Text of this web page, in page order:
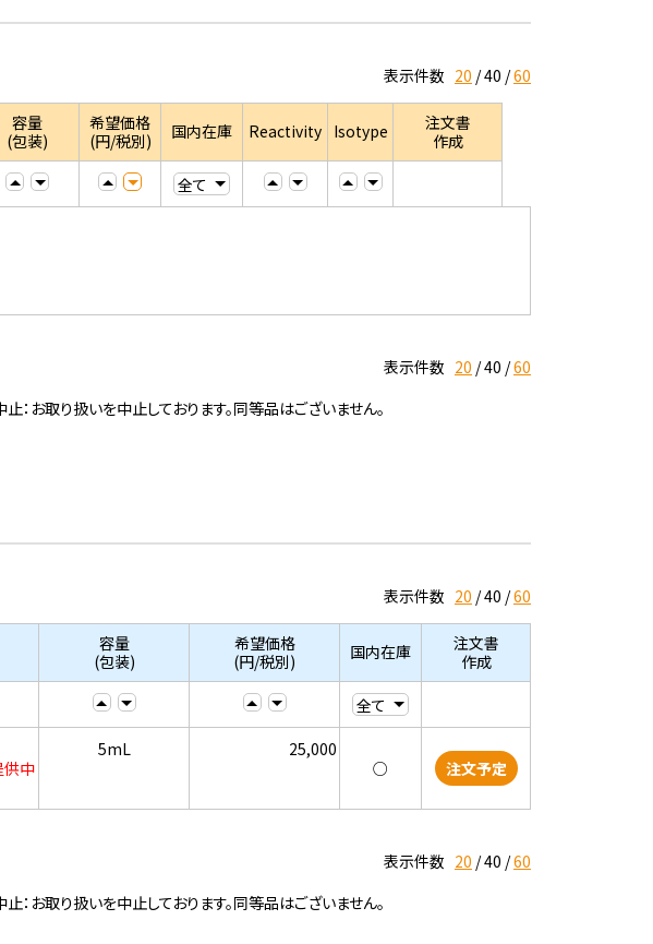
表示件数 20 40 60
容量
(包装)
希望価格
(円/税別)
国内在庫 Reactivity Isotype
注文書
作成
表示件数 20 40 60
取り扱いを中止しております。同等品はございません。
表示件数 20 40 60
容量
(包装)
希望価格
(円/税別)
国内在庫
注文書
作成
供中
5mL
25,000
○
注文予定
表示件数 20 40 60
取り扱いを中止しております。同等品はございません。